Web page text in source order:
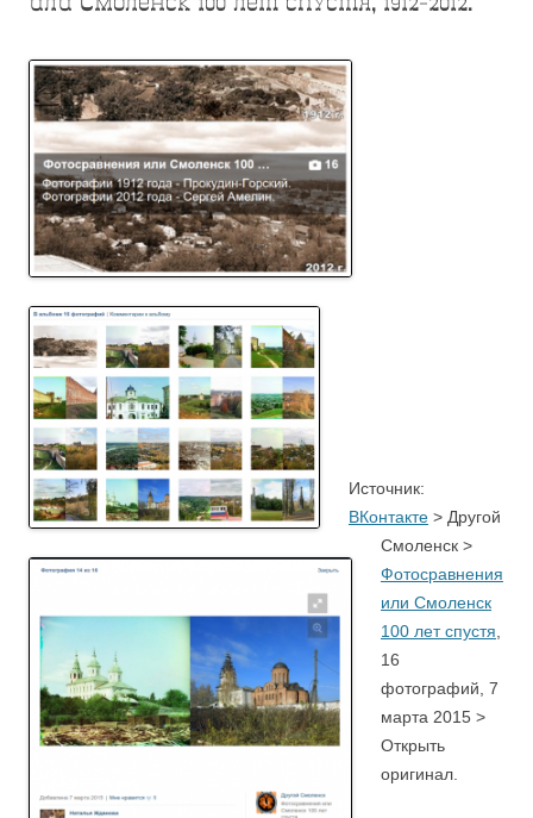
Источник:
ВКонтакте > Другой
Смоленск >
Фотосравнения
или Смоленск
100 лет спустя
16
фотографий, 7
марта 2015 >
Открыть
оригинал.